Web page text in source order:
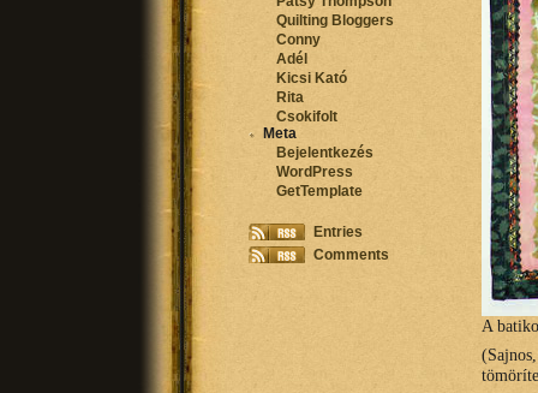
A
Quilting Bloggers
Conny
Adél
Kicsi Kató
Rita
Csokifolt
Meta
Bejelentkezés
WordPress
GetTemplate
Entries
Comments